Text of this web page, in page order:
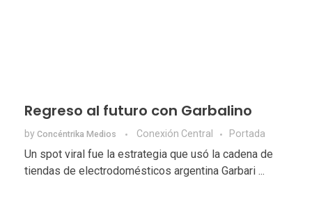
Regreso al futuro con Garbalino
by Concéntrika Medios Conexión Central Portada
Un spot viral fue la estrategia que usó la cadena de
tiendas de electrodomésticos argentina Garbari ...